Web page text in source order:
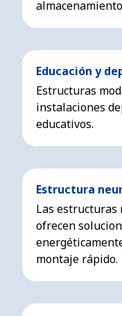
Educación y
Estructuras
instalaciones
educativos.
Estructura
Las estructuras
ofrecen
montaje rápido.